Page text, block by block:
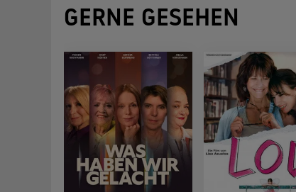
GERNE GESEHEN